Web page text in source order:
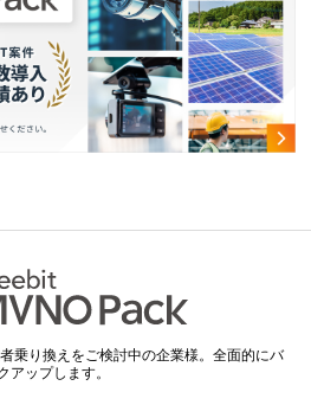
乗り換えをご検討中の企業様。全面的にバ
アップします。